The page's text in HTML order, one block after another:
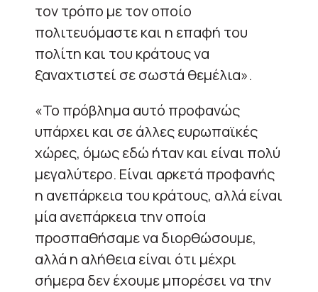
τον τρόπο με τον οποίο
πολιτευόμαστε και η επαφή του
πολίτη και του κράτους να
ξαναχτιστεί σε σωστά θεμέλια».
«Το πρόβλημα αυτό προφανώς
υπάρχει και σε άλλες ευρωπαϊκές
χώρες, όμως εδώ ήταν και είναι πολύ
μεγαλύτερο. Είναι αρκετά προφανής
η ανεπάρκεια του κράτους, αλλά είναι
μία ανεπάρκεια την οποία
προσπαθήσαμε να διορθώσουμε,
αλλά η αλήθεια είναι ότι μέχρι
σήμερα δεν έχουμε μπορέσει να την